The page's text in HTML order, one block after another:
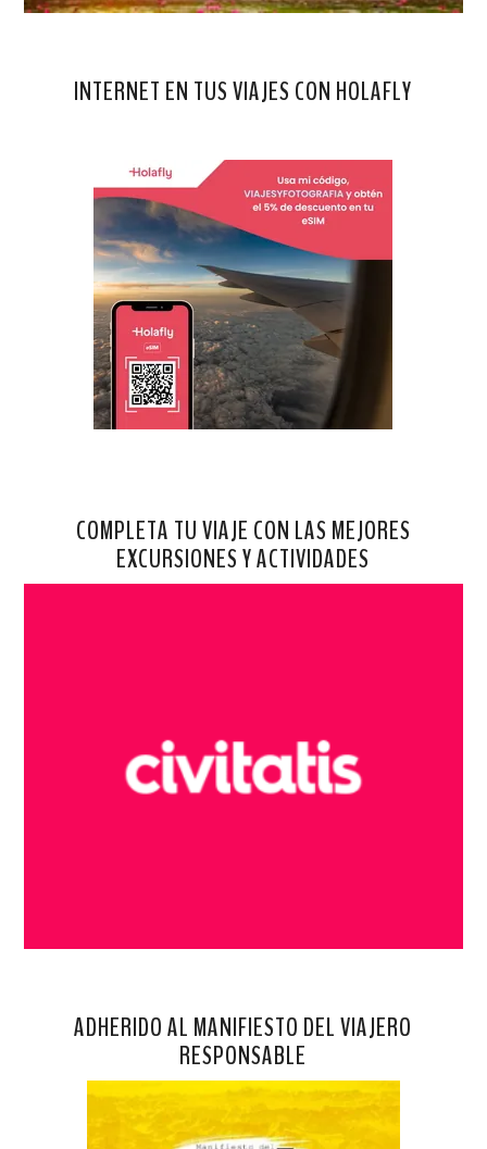
INTERNET EN TUS VIAJES CON HOLAFLY
COMPLETA TU VIAJE CON LAS MEJORES
EXCURSIONES Y ACTIVIDADES
ADHERIDO AL MANIFIESTO DEL VIAJERO
RESPONSABLE